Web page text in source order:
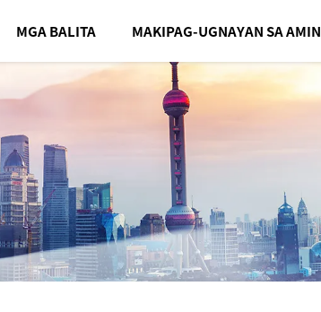
MGA BALITA MAKIPAG-UGNAYAN SA AMIN